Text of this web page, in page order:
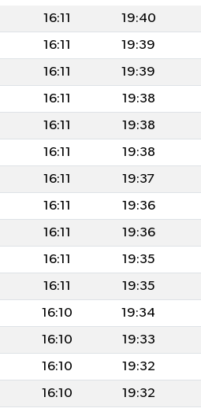
16:11 19:40
16:11 19:39
16:11 19:39
16:11 19:38
16:11 19:38
16:11 19:38
16:11 19:37
16:11 19:36
16:11 19:36
16:11 19:35
16:11 19:35
16:10 19:34
16:10 19:33
16:10 19:32
16:10 19:32